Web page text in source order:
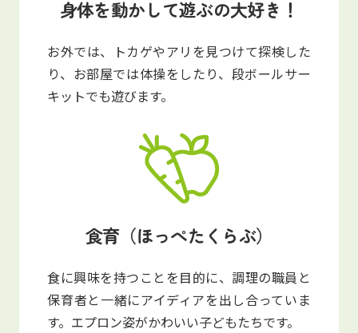
身体を動かして遊ぶの大好き！
お外では、トカゲやアリを見つけて探検した
り、お部屋では体操をしたり、段ボールサー
キットでも遊びます。
食育（ほっぺたくらぶ）
食に興味を持つことを目的に、調理の職員と
保育者と一緒にアイディアを出し合っていま
す。エプロン姿がかわいい子どもたちです。